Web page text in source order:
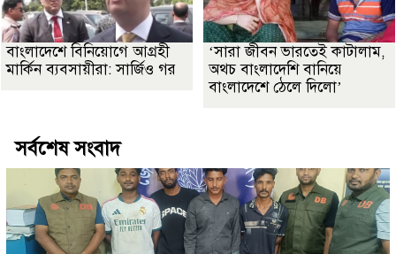
বাংলাদেশে বিনিয়োগে আগ্রহী
মার্কিন ব্যবসায়ীরা: সার্জিও গর
‘সারা জীবন ভারতেই কাটালাম,
অথচ বাংলাদেশি বানিয়ে
বাংলাদেশে ঠেলে দিলো’
সর্বশেষ সংবাদ